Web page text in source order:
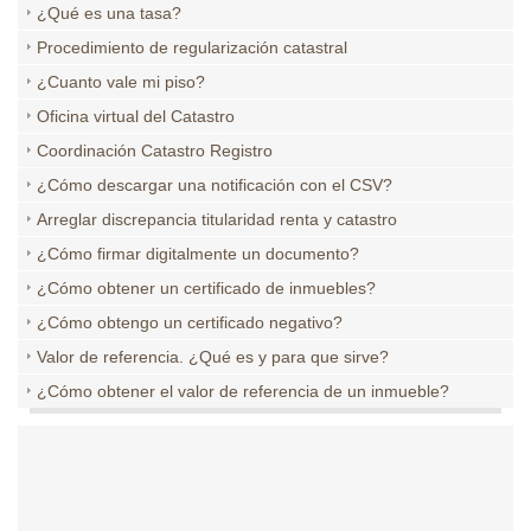
¿Qué es una tasa?
Procedimiento de regularización catastral
¿Cuanto vale mi piso?
Oficina virtual del Catastro
Coordinación Catastro Registro
¿Cómo descargar una notificación con el CSV?
Arreglar discrepancia titularidad renta y catastro
¿Cómo firmar digitalmente un documento?
¿Cómo obtener un certificado de inmuebles?
¿Cómo obtengo un certificado negativo?
Valor de referencia. ¿Qué es y para que sirve?
¿Cómo obtener el valor de referencia de un inmueble?